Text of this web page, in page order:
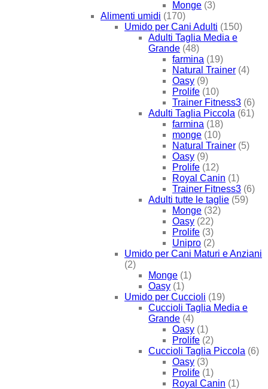
Monge (3)
Alimenti umidi (170)
Umido per Cani Adulti (150)
Adulti Taglia Media e
Grande (48)
farmina (19)
Natural Trainer (4)
Oasy (9)
Prolife (10)
Trainer Fitness3 (6)
Adulti Taglia Piccola (61)
farmina (18)
monge (10)
Natural Trainer (5)
Oasy (9)
Prolife (12)
Royal Canin (1)
Trainer Fitness3 (6)
Adulti tutte le taglie (59)
Monge (32)
Oasy (22)
Prolife (3)
Unipro (2)
Umido per Cani Maturi e Anziani
(2)
Monge (1)
Oasy (1)
Umido per Cuccioli (19)
Cuccioli Taglia Media e
Grande (4)
Oasy (1)
Prolife (2)
Cuccioli Taglia Piccola (6)
Oasy (3)
Prolife (1)
Royal Canin (1)